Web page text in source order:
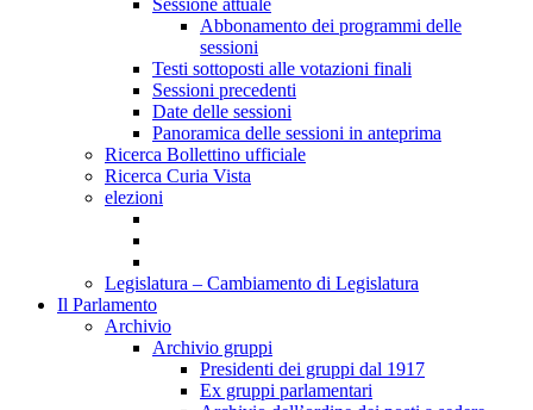
Sessione attuale
Abbonamento dei programmi delle
sessioni
Testi sottoposti alle votazioni finali
Sessioni precedenti
Date delle sessioni
Panoramica delle sessioni in anteprima
Ricerca Bollettino ufficiale
Ricerca Curia Vista
elezioni
Legislatura – Cambiamento di Legislatura
Il Parlamento
Archivio
Archivio gruppi
Presidenti dei gruppi dal 1917
Ex gruppi parlamentari